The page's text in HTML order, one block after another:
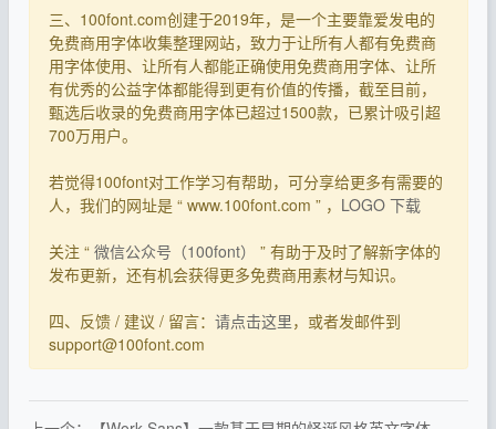
三、100font.com创建于2019年，是一个主要靠爱发电的
免费商用字体收集整理网站，致力于让所有人都有免费商
用字体使用、让所有人都能正确使用免费商用字体、让所
有优秀的公益字体都能得到更有价值的传播，截至目前，
甄选后收录的免费商用字体已超过1500款，已累计吸引超
700万用户。
若觉得100font对工作学习有帮助，可分享给更多有需要的
人，我们的网址是 “ www.100font.com ” ， LOGO 下载
关注 “ 微信公众号（100font）
” 有助于及时了解新字体的
发布更新，还有机会获得更多免费商用素材与知识。
四、反馈 / 建议 / 留言： 请点击这里，或者发邮件到
support@100font.com